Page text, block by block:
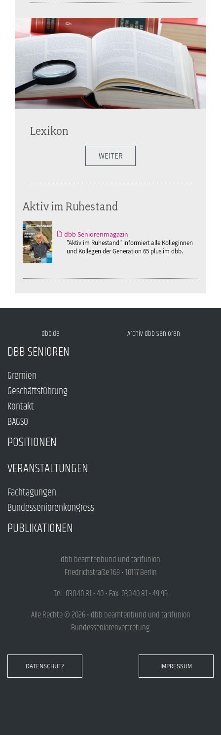
Lexikon
WEITER
Aktiv im Ruhestand
dbb Seniorenmagazin
"Aktiv im Ruhestand" informiert alle Kolleginnen
und Kollegen der Generation 65 plus im dbb.
dbb.de Archiv dbb Senioren
DBB SENIOREN
Gremien
Geschäftsführung
Kontakt
BAGSO
POSITIONEN
VERANSTALTUNGEN
Fachtagungen
Bundesseniorenkongress
PUBLIKATIONEN
dbb beamtenbund und tarifunion
Friedrichstraße 169 • 10117 Berlin
Tel.: 030.40 81 - 40 • Fax: 030.40 81 - 49 99
Alle Rechte © 2026 • dbb beamtenbund und tarifunion
Bundesseniorenvertretung
DATENSCHUTZ IMPRESSUM